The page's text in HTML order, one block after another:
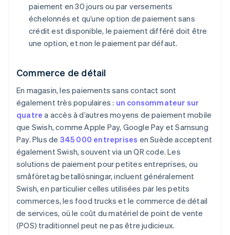
paiement en 30 jours ou par versements
échelonnés et qu’une option de paiement sans
crédit est disponible, le paiement différé doit être
une option, et non le paiement par défaut.
Commerce de détail
En magasin, les paiements sans contact sont
également très populaires : un consommateur sur
quatre a accès à d’autres moyens de paiement mobile
que Swish, comme Apple Pay, Google Pay et Samsung
Pay. Plus de 345 000 entreprises en Suède acceptent
également Swish, souvent via un QR code. Les
solutions de paiement pour petites entreprises, ou
småföretag betallösningar, incluent généralement
Swish, en particulier celles utilisées par les petits
commerces, les food trucks et le commerce de détail
de services, où le coût du matériel de point de vente
(POS) traditionnel peut ne pas être judicieux.